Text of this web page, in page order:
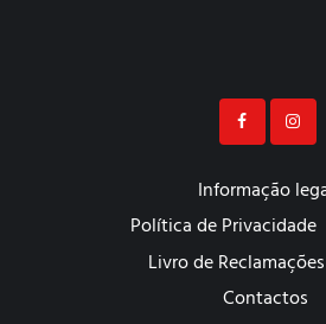
Informação
Política de Privacidade
Livro de
Contactos